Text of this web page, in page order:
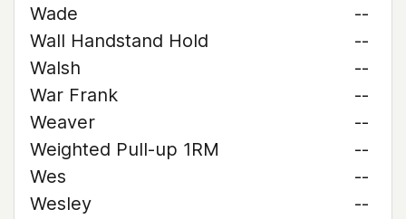
Wade
--
Wall Handstand Hold
--
Walsh
--
War Frank
--
Weaver
--
Weighted Pull-up 1RM
--
Wes
--
Wesley
--